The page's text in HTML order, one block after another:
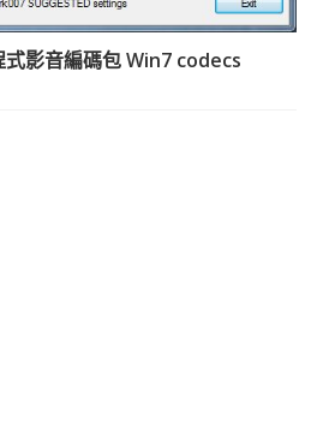
影音編碼包 Win7 codecs